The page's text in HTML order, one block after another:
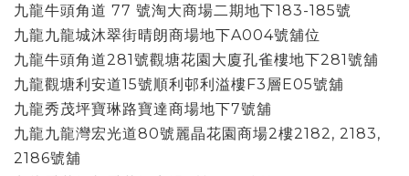
九龍牛頭角道 77 號淘大商場二期地下183-185號
九龍九龍城沐翠街晴朗商場地下A004號舖位
九龍牛頭角道281號觀塘花園大廈孔雀樓地下281號舖
九龍觀塘利安道15號順利邨利溢樓F3層E05號舖
九龍秀茂坪寶琳路寶達商場地下7號舖
九龍九龍灣宏光道80號麗晶花園商場2樓2182, 2183,
2186號舖